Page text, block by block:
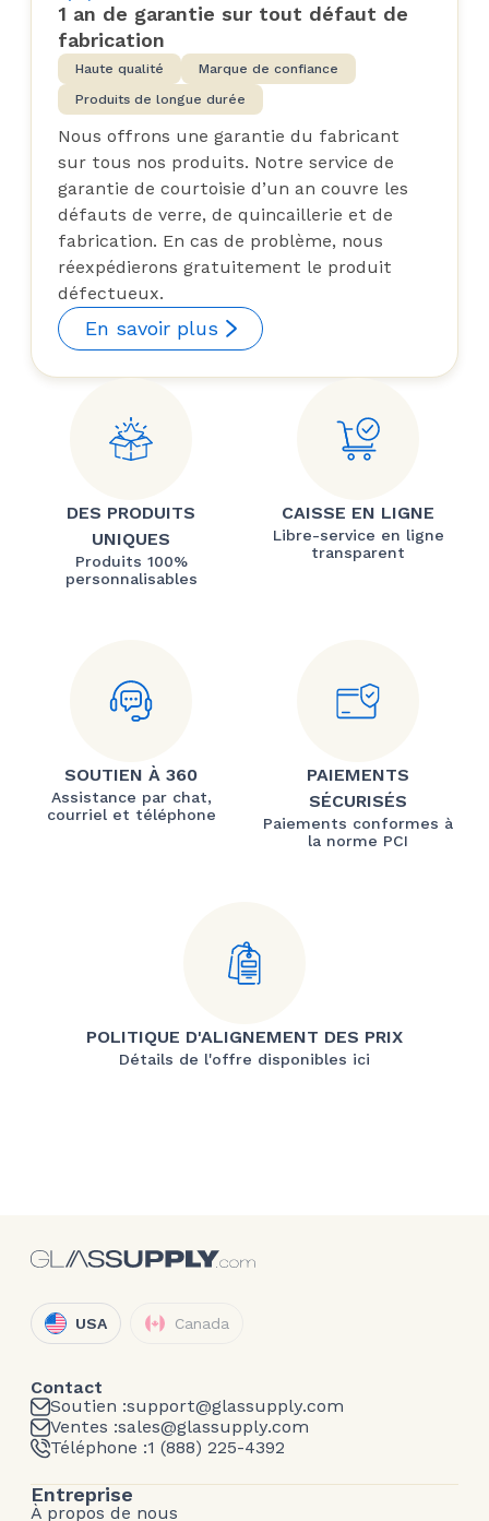
1 an de garantie sur tout défaut de
fabrication
Haute qualité
Marque de confiance
Produits de longue durée
Nous offrons une garantie du fabricant
sur tous nos produits. Notre service de
garantie de courtoisie d’un an couvre les
défauts de verre, de quincaillerie et de
fabrication. En cas de problème, nous
réexpédierons gratuitement le produit
défectueux.
En savoir plus
DES PRODUITS
UNIQUES
Produits 100%
personnalisables
CAISSE EN LIGNE
Libre-service en ligne
transparent
SOUTIEN À 360
Assistance par chat,
courriel et téléphone
PAIEMENTS
SÉCURISÉS
Paiements conformes à
la norme PCI
POLITIQUE D'ALIGNEMENT DES PRIX
Détails de l'offre disponibles ici
USA Canada
Contact
Soutien :support@glassupply.com
Ventes :sales@glassupply.com
Téléphone :1 (888) 225-4392
Entreprise
À propos de nous